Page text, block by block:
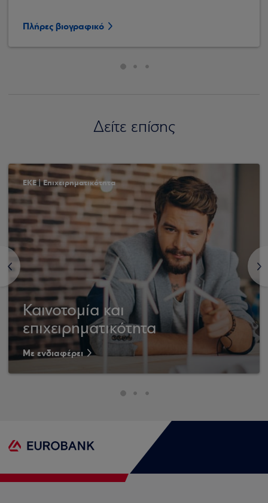
Πλήρες βιογραφικό
Δείτε επίσης
<
ΕΚΕ | Επιχειρηματικότητα
Καινοτομία και
επιχειρηματικότητα
Με ενδιαφέρει
>